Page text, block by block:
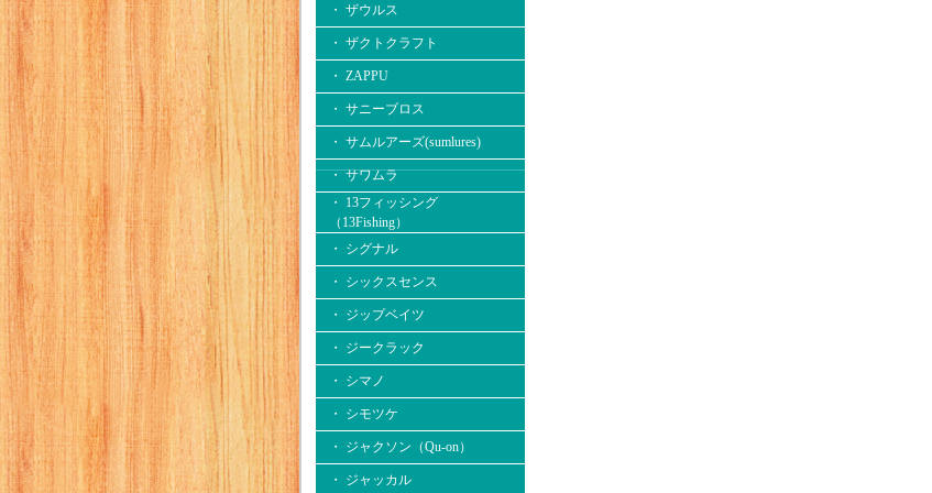
・ ザウルス
・ ザクトクラフト
・ ZAPPU
・ サニーブロス
・ サムルアーズ(sumlures)
・ サワムラ
・ 13フィッシング
（13Fishing）
・ シグナル
・ シックスセンス
・ ジップベイツ
・ ジークラック
・ シマノ
・ シモツケ
・ ジャクソン（Qu-on）
・ ジャッカル